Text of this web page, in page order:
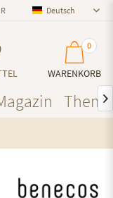
Deutsch
Deutsch
0
WARENKORB
